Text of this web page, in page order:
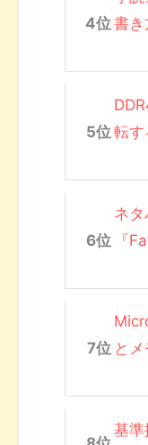
書
転す
ネ
『
と
基準